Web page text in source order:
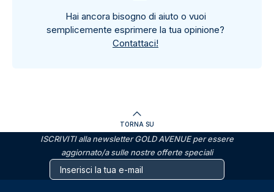
Hai ancora bisogno di aiuto o vuoi
semplicemente esprimere la tua opinione?
Contattaci!
TORNA SU
ISCRIVITI alla newsletter GOLD AVENUE per essere
aggiornato/a sulle nostre offerte speciali